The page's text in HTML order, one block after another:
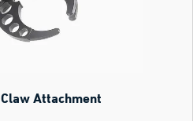
Attachment